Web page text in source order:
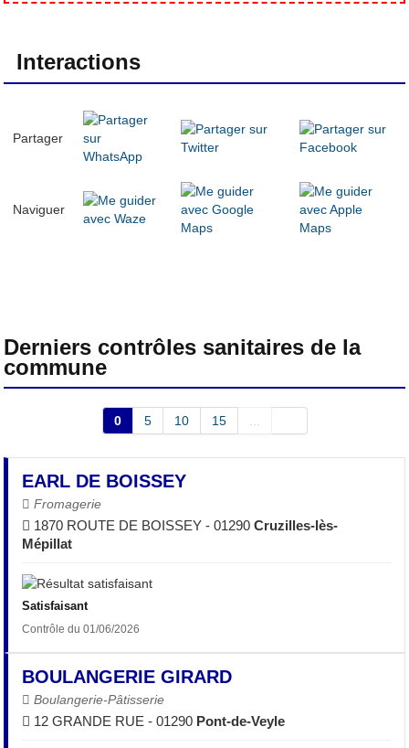
Interactions
Partager
Naviguer
Derniers contrôles sanitaires de la
commune
0 5 10 15 ...
EARL DE BOISSEY
Fromagerie
1870 ROUTE DE BOISSEY - 01290Cruzilles-lès-
Mépillat
Satisfaisant
Contrôle du 01/06/2026
BOULANGERIE GIRARD
Boulangerie-Pâtisserie
12 GRANDE RUE - 01290 Pont-de-Veyle